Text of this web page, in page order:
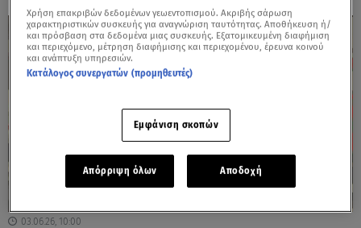
03.06.26, 10:00
Χρήση επακριβών δεδομένων γεωεντοπισμού. Ακριβής σάρωση
χαρακτηριστικών συσκευής για αναγνώριση ταυτότητας. Αποθήκευση ή/
και πρόσβαση στα δεδομένα μιας συσκευής. Εξατομικευμένη διαφήμιση
και περιεχόμενο, μέτρηση διαφήμισης και περιεχομένου, έρευνα κοινού
και ανάπτυξη υπηρεσιών.
Κατάλογος συνεργατών (προμηθευτές)
Εμφάνιση σκοπών
Απόρριψη όλων Αποδοχή